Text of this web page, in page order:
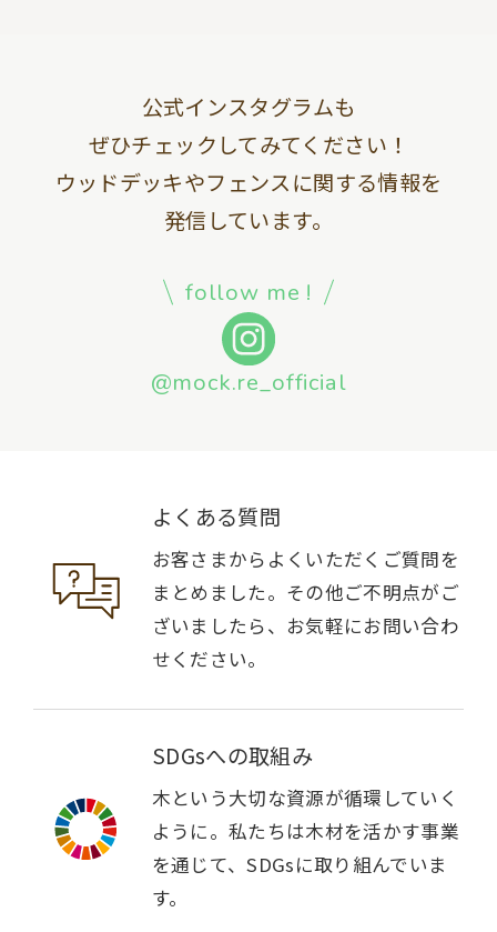
公式インスタグラムも
ぜひチェックしてみてください！
ウッドデッキやフェンスに関する情報を
発信しています。
follow me !
@mock.re_official
よくある質問
お客さまからよくいただくご質問を
まとめました。その他ご不明点がご
ざいましたら、お気軽にお問い合わ
せください。
SDGsへの取組み
木という大切な資源が循環していく
ように。私たちは木材を活かす事業
を通じて、SDGsに取り組んでいま
す。